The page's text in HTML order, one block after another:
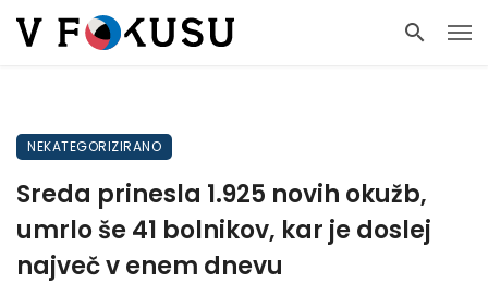
NEKATEGORIZIRANO
Sreda prinesla 1.925 novih okužb,
umrlo še 41 bolnikov, kar je doslej
največ v enem dnevu